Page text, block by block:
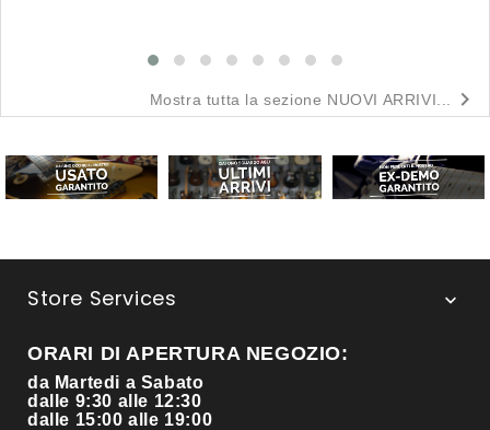
Mostra tutta la sezione NUOVI ARRIVI... 
Store Services 
ORARI DI APERTURA NEGOZIO:
da Martedi a Sabato
dalle 9:30 alle 12:30
dalle 15:00 alle 19:00